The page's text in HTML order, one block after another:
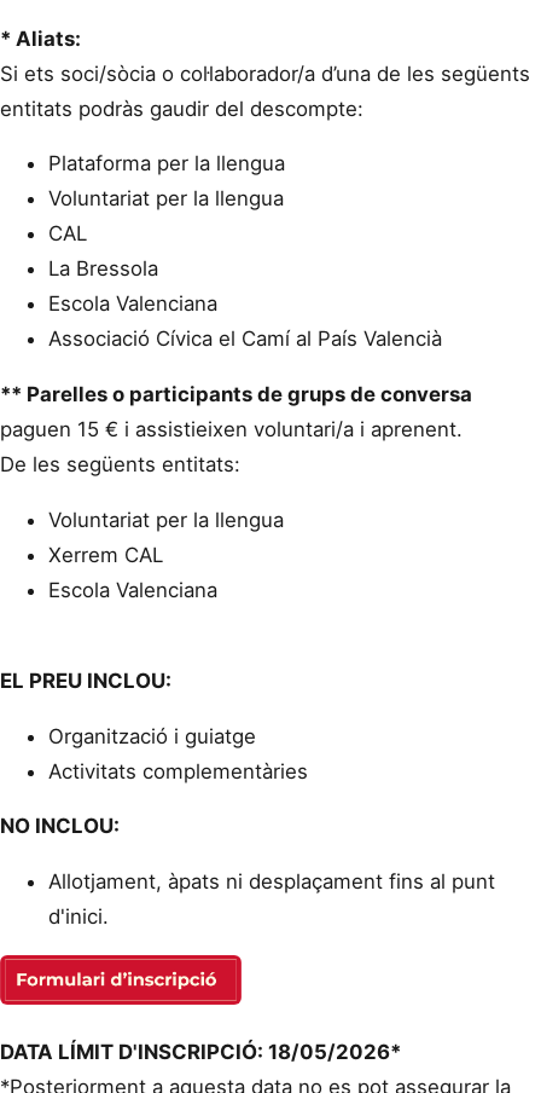
* Aliats:
Si ets soci/sòcia o col·laborador/a d’una de les següents
entitats podràs gaudir del descompte:
Plataforma per la llengua
Voluntariat per la llengua
CAL
La Bressola
Escola Valenciana
Associació Cívica el Camí al País Valencià
** Parelles o participants de grups de conversa
paguen 15 € i assistieixen voluntari/a i aprenent.
De les següents entitats:
Voluntariat per la llengua
Xerrem CAL
Escola Valenciana
EL PREU INCLOU:
Organització i guiatge
Activitats complementàries
NO INCLOU:
Allotjament, àpats ni desplaçament fins al punt
d'inici.
DATA LÍMIT D'INSCRIPCIÓ: 18/05/2026*
*Posteriorment a aquesta data no es pot assegurar la